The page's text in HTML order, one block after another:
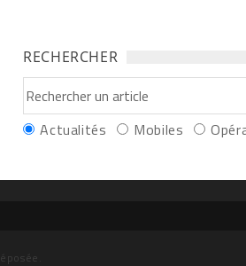
RECHERCHER
Actualités Mobiles